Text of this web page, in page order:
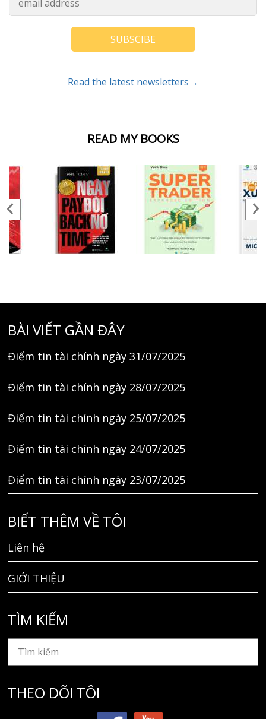
READ MY BOOKS
SUBSCIBE
Read the latest newsletters→
BÀI VIẾT GẦN ĐÂY
Điểm tin tài chính ngày 31/07/2025
Điểm tin tài chính ngày 28/07/2025
Điểm tin tài chính ngày 25/07/2025
Điểm tin tài chính ngày 24/07/2025
Điểm tin tài chính ngày 23/07/2025
BIẾT THÊM VỀ TÔI
Liên hệ
GIỚI THIỆU
TÌM KIẾM
THEO DÕI TÔI